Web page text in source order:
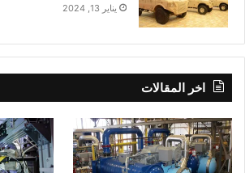
يناير 13, 2024
اخر المقالات